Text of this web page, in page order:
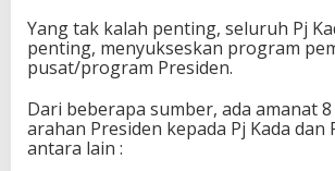
Yang tak kalah penting, seluruh Pj
penting, menyukseskan program
pusat/program Presiden.
Dari beberapa sumber, ada amanat
arahan Presiden kepada Pj Kada dan
antara lain :